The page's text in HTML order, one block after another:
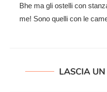
Bhe ma gli ostelli con
me! Sono quelli con le
LASCIA